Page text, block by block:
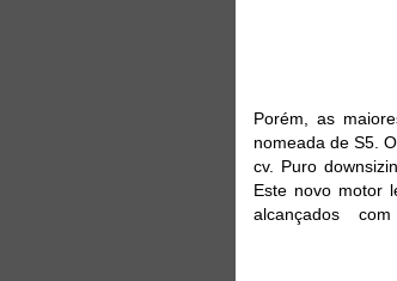
Porém, as
nomeada de S5.
cv. Puro
Este novo motor
alcançados